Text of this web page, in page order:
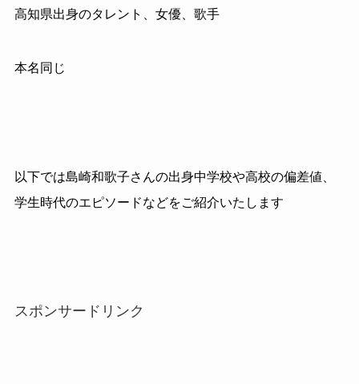
高知県出身のタレント、女優、歌手
本名同じ
以下では島崎和歌子さんの出身中学校や高校の偏差値、
学生時代のエピソードなどをご紹介いたします
スポンサードリンク